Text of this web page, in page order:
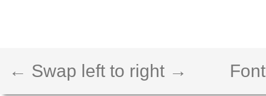
← Swap left to right →